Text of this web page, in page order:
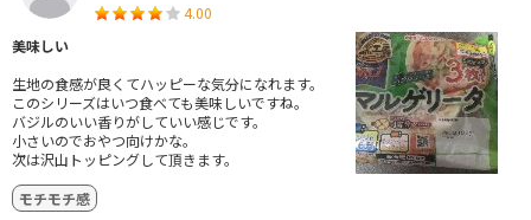
4.00
美味しい
生地の食感が良くてハッピーな気分になれます。
このシリーズはいつ食べても美味しいですね。
バジルのいい香りがしていい感じです。
小さいのでおやつ向けかな。
次は沢山トッピングして頂きます。
モチモチ感